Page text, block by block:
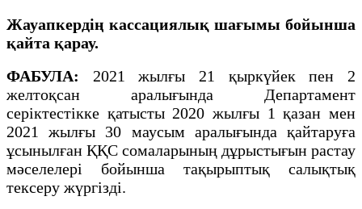
Жауапкердің кассациялық шағымы бойынша
қайта қарау.
ФАБУЛА: 2021 жылғы 21 қыркүйек пен 2
желтоқсан аралығында Департамент
серіктестікке қатысты 2020 жылғы 1 қазан мен
2021 жылғы 30 маусым аралығында қайтаруға
ұсынылған ҚҚС сомаларының дұрыстығын растау
мәселелері бойынша тақырыптық салықтық
тексеру жүргізді.